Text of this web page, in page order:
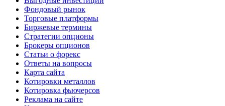
Фондовый рынок
Торговые платформы
Биржевые термины
Стратегии опционы
Брокеры опционов
Статьи о форекс
Ответы на вопросы
Карта сайта
Котировки металлов
Котировка фьючерсов
Реклама на сайте